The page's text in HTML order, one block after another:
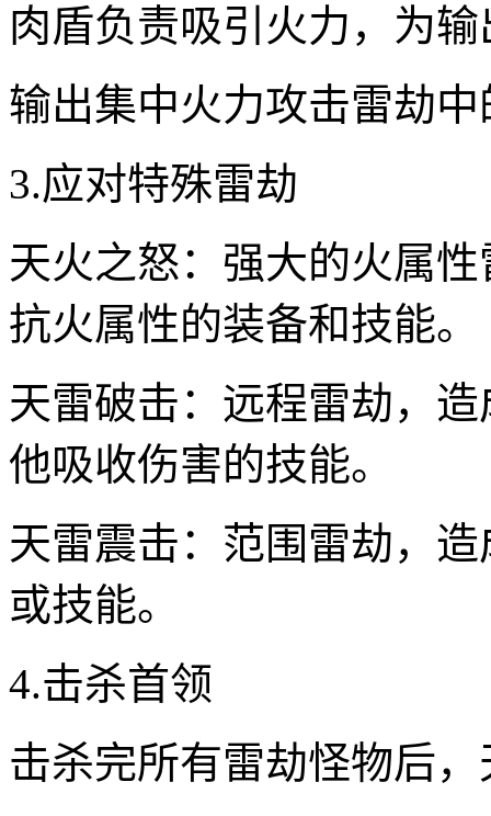
肉盾负责吸引火力，为
输出集中火力攻击雷劫
3.应对特殊雷劫
天火之怒：强大的火属
抗火属性的装备和技能。
天雷破击：远程雷劫，
他吸收伤害的技能。
天雷震击：范围雷劫，
或技能。
4.击杀首领
击杀完所有雷劫怪物后